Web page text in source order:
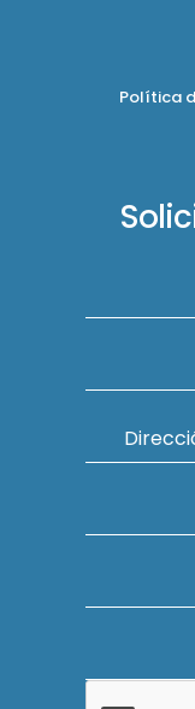
Política